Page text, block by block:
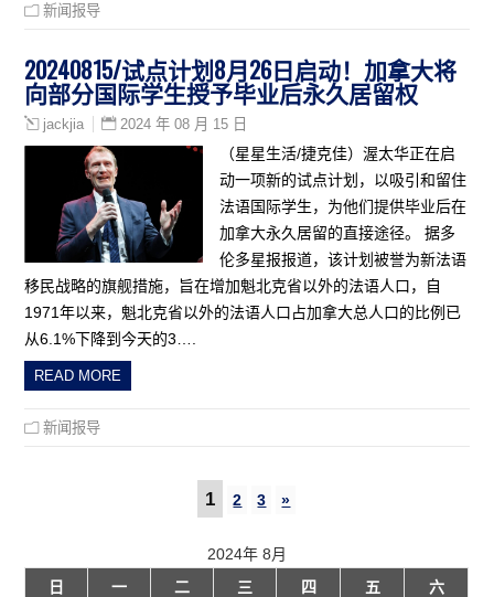
新闻报导
20240815/试点计划8月26日启动！加拿大将
向部分国际学生授予毕业后永久居留权
jackjia 2024 年 08 月 15 日
（星星生活/捷克佳）渥太华正在启
动一项新的试点计划，以吸引和留住
法语国际学生，为他们提供毕业后在
加拿大永久居留的直接途径。 据多
伦多星报报道，该计划被誉为新法语
移民战略的旗舰措施，旨在增加魁北克省以外的法语人口，自
1971年以来，魁北克省以外的法语人口占加拿大总人口的比例已
从6.1%下降到今天的3….
READ MORE
新闻报导
1 2 3 »
2024年 8月
日
一 二 三 四 五 六